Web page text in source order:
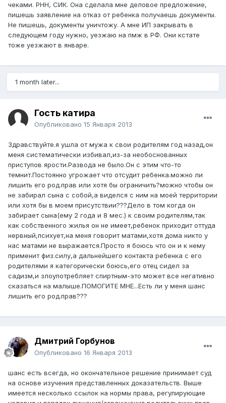
чеками. РНН, СИК. Она сделала мне деловое предложение,
пишешь заявление на отказ от ребенка получаешь документы.
Не пишешь, документы уничтожу. А мне ИП закрывать в
следующем году нужно, уезжаю на пмж в РФ. Они кстате
тоже уезжают в январе.
1 month later...
Гость катира
Опубликовано 15 Января 2013
Здравствуйте.я ушла от мужа к свои родителям год назад,он
меня систематически избивал,из-за необоснованных
приступов ярости.Развода не было.Он с этим что-то
темнит.Постоянно угрожает что отсудит ребенка.можно ли
лишить его род.прав или хотя бы ограничить?можно чтобы он
не забирал сына с собой,а виделся с ним на моей территории
или хотя бы в моем присутствии???Дело в том когда он
забирает сына(ему 2 года и 8 мес.) к своим родителям,так
как собственного жилья он не имеет,ребенок приходит оттуда
нервный,психует,на меня говорит матами,хотя дома никто у
нас матами не выражается.Просто я боюсь что он и к нему
применит физ.силу,а дальнейшего контакта ребенка с его
родителями я категорически боюсь,его отец сидел за
садизм,и злоупотребляет спиртным-это может все негативно
сказаться на малыше.ПОМОГИТЕ МНЕ...Есть ли у меня шанс
лишить его род.прав???
Дмитрий Горбунов
Опубликовано 16 Января 2013
шанс есть всегда, но окончательное решение принимает суд
на основе изучения представленных доказательств. Выше
имеется несколько ссылок на нормы права, регулирующие